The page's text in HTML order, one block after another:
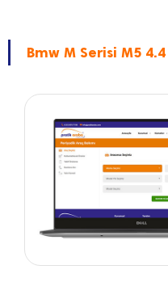
Bmw M Serisi M5